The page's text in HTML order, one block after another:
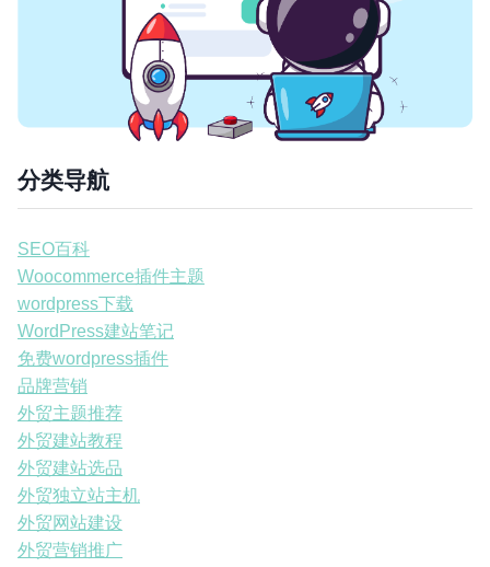
分类导航
SEO百科
Woocommerce插件主题
wordpress下载
WordPress建站笔记
免费wordpress插件
品牌营销
外贸主题推荐
外贸建站教程
外贸建站选品
外贸独立站主机
外贸网站建设
外贸营销推广